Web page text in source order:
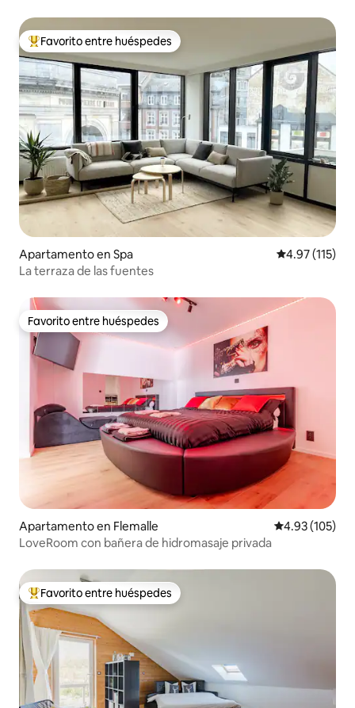
Favorito entre huéspedes preferido
Favorito entre huéspedes
Apartamento en Spa Calificación
4.97 (115)
La terraza de las fuentes
Favorito entre huéspedes
Favorito entre huéspedes
Apartamento en Flemalle Calificación
4.93 (105)
LoveRoom con bañera de hidromasaje privada
Favorito entre huéspedes preferido
Favorito entre huéspedes